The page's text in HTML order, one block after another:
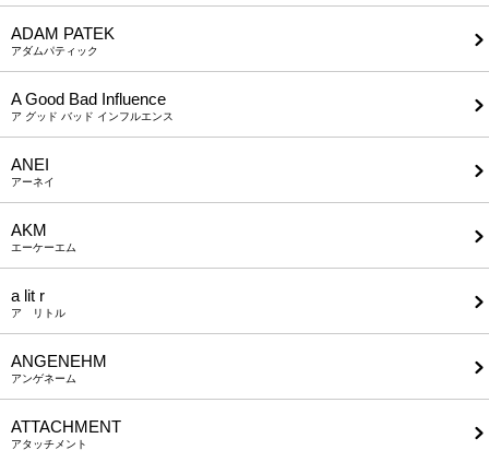
ADAM PATEK
アダムパティック
A Good Bad Influence
ア グッド バッド インフルエンス
ANEI
アーネイ
AKM
エーケーエム
a lit r
ア リトル
ANGENEHM
アンゲネーム
ATTACHMENT
アタッチメント